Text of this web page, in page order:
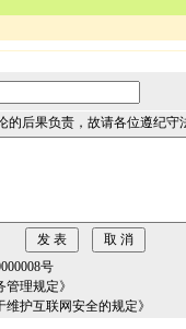
的后果负责，故请各位遵纪守
号
理规定》
护互联网安全的规定》